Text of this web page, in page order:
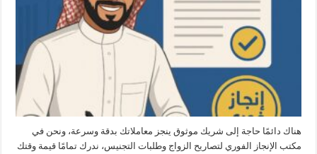
هناك دائمًا حاجة إلى شريك موثوق ينجز معاملاتك بدقة وسرعة، ونحن في
مكتب الإنجاز الفوري لتصاريح الزواج وطلبات التجنيس، ندرك تمامًا قيمة وقتك